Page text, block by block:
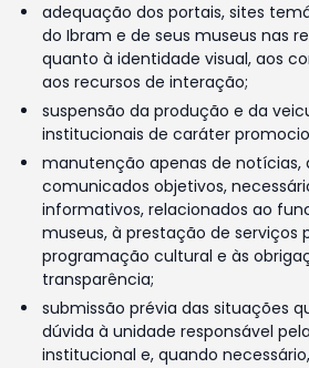
adequação dos portais, sites
do Ibram e de seus museus nas
quanto à identidade visual, aos
aos recursos de interação;
suspensão da produção e da
institucionais de caráter
manutenção apenas de notícias,
comunicados objetivos,
informativos, relacionados ao
museus, à prestação de serviços
programação cultural e às
transparência;
submissão prévia das situações
dúvida à unidade responsável
institucional e, quando